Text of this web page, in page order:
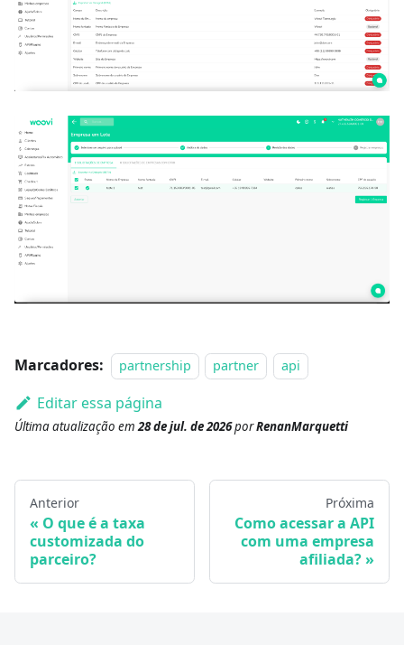
Marcadores: partnership partner api
Editar essa página
Última atualização em28 de jul. de 2026porRenanMarquetti
Anterior
O que é a taxa
customizada do
parceiro?
Próxima
Como acessar a API
com uma empresa
afiliada?